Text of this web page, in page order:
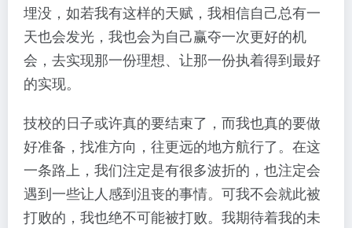
埋没，如若我有这样的天赋，我相信自己总有一
天也会发光，我也会为自己赢夺一次更好的机
会，去实现那一份理想、让那一份执着得到最好
的实现。
技校的日子或许真的要结束了，而我也真的要做
好准备，找准方向，往更远的地方航行了。在这
一条路上，我们注定是有很多波折的，也注定会
遇到一些让人感到沮丧的事情。可我不会就此被
打败的，我也绝不可能被打败。我期待着我的未